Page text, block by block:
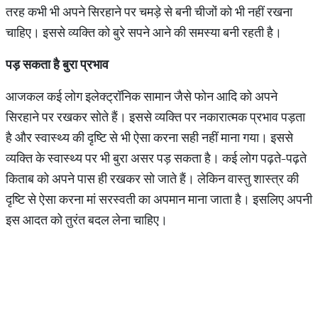
तरह कभी भी अपने सिरहाने पर चमड़े से बनी चीजों को भी नहीं रखना
चाहिए। इससे व्यक्ति को बुरे सपने आने की समस्या बनी रहती है।
पड़ सकता है बुरा प्रभाव
आजकल कई लोग इलेक्ट्रॉनिक सामान जैसे फोन आदि को अपने
सिरहाने पर रखकर सोते हैं। इससे व्यक्ति पर नकारात्मक प्रभाव पड़ता
है और स्वास्थ्य की दृष्टि से भी ऐसा करना सही नहीं माना गया। इससे
व्यक्ति के स्वास्थ्य पर भी बुरा असर पड़ सकता है। कई लोग पढ़ते-पढ़ते
किताब को अपने पास ही रखकर सो जाते हैं। लेकिन वास्तु शास्त्र की
दृष्टि से ऐसा करना मां सरस्वती का अपमान माना जाता है। इसलिए अपनी
इस आदत को तुरंत बदल लेना चाहिए।